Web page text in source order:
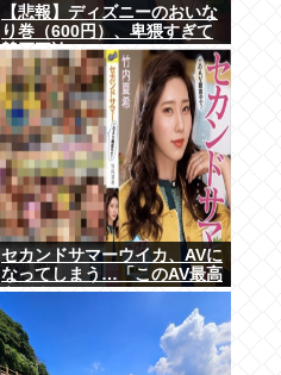
【悲報】ディズニーのおいな
り巻（600円）、卑猥すぎて
賛否両論www
セカンドサマーウイカ、AVに
なってしまう…「このAV最高
やで！」